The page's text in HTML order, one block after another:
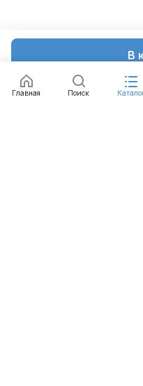
В
Главная Поиск